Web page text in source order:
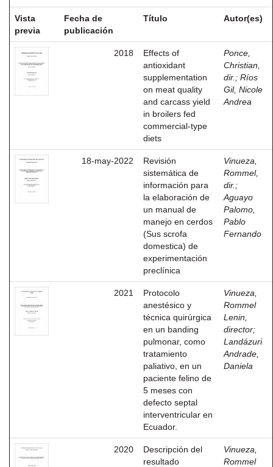
Vista
previa
Fecha de
publicación
Título Autor(es)
2018
Effects of
antioxidant
supplementation
on meat quality
and carcass yield
in broilers fed
commercial-type
diets
Ponce,
Christian,
dir. ; Ríos
Gil, Nicole
Andrea
18-may-2022
Revisión
sistemática de
información para
la elaboración de
un manual de
manejo en cerdos
(Sus scrofa
domestica) de
experimentación
preclínica
Vinueza,
Rommel,
dir. ;
Aguayo
Palomo,
Pablo
Fernando
2021
Protocolo
anestésico y
técnica quirúrgica
en un banding
pulmonar, como
tratamiento
paliativo, en un
paciente felino de
5 meses con
defecto septal
interventricular en
Ecuador.
Vinueza,
Rommel
Lenin,
director;
Landázuri
Andrade,
Daniela
2020
Descripción del
resultado
Vinueza,
Rommel